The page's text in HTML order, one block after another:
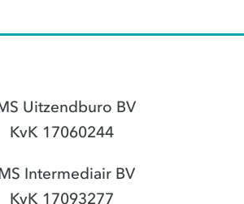
Uitzendburo BV
KvK 17060244
Intermediair BV
KvK 17093277